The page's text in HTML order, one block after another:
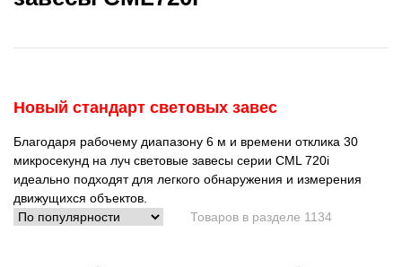
Новый стандарт световых завес
Благодаря рабочему диапазону 6 м и времени отклика 30
микросекунд на луч световые завесы серии CML 720i
идеально подходят для легкого обнаружения и измерения
движущихся объектов.
Товаров в разделе 1134